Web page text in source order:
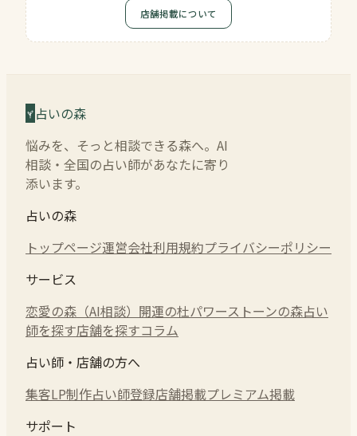
店舗掲載について
占いの森
悩みを、そっと相談できる森へ。AI
相談・全国の占い師があなたに寄り
添います。
占いの森
トップページ運営会社利用規約プライバシーポリシー
サービス
恋愛の森（AI相談） 開運の杜パワーストーンの森占い
師を探す店舗を探すコラム
占い師・店舗の方へ
集客LP制作占い師登録店舗掲載プレミアム掲載
サポート